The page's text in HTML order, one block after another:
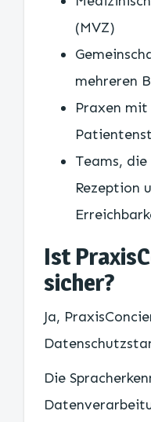
(MVZ)
mehreren
Praxen
Teams,
Rezeption
Ist
sicher?
Ja,
Die